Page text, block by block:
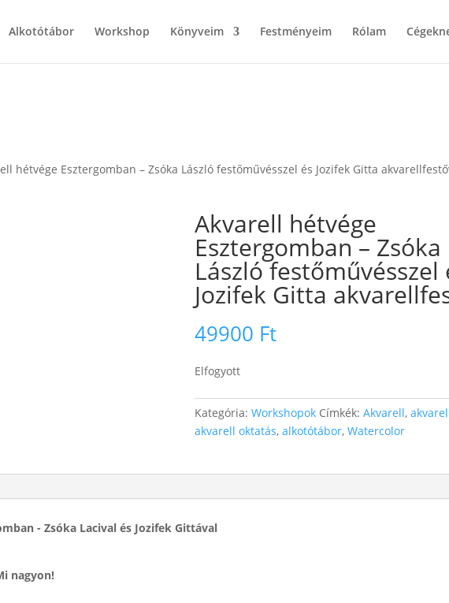
Alkotótábor Workshop Könyveim Festményeim Rólam
hétvége Esztergomban – Zsóka László festőművésszel és Jozifek Gitta
Akvarell hétvége
Esztergomban – Zsóka
László festőművésszel
Jozifek Gitta
49900 Ft
Elfogyott
Kategória: Workshopok Címkék: Akvarell,
akvarell oktatás, alkotótábor, Watercolor
- Zsóka Lacival és Jozifek Gittával
nagyon!